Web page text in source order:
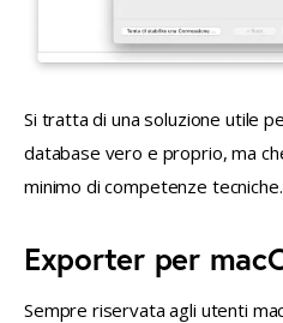
Si tratta di una soluzione utile
database vero e proprio, ma
minimo di competenze tecniche.
Exporter per
Sempre riservata agli utenti